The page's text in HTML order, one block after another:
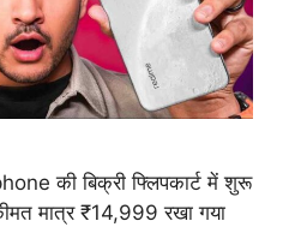
की बिक्री फ्लिपकार्ट में शुरू
मात्र ₹14,999 रखा गया